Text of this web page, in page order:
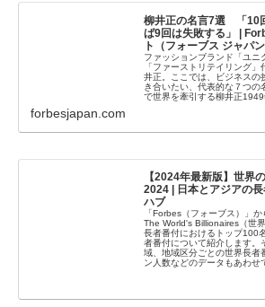
柳井正の名言7選 「10
ば9回は失敗する」 |
ト（フォーブス ジャパン
ファッションブランド「ユニ
「ファーストリテイリング
井正。ここでは、ビジネスの
き合いたい、代表的な７つの
で世界を牽引する柳井正1949
forbesjapan.com
【2024年最新版】世界
2024 | 日本とアジアの
ハブ
「Forbes（フォーブス）」
The World's Billionaires（世
長者番付におけるトップ100
者番付について紹介します。
域、地域区分ごとの世界長者
ン人数などのデータもあわせ